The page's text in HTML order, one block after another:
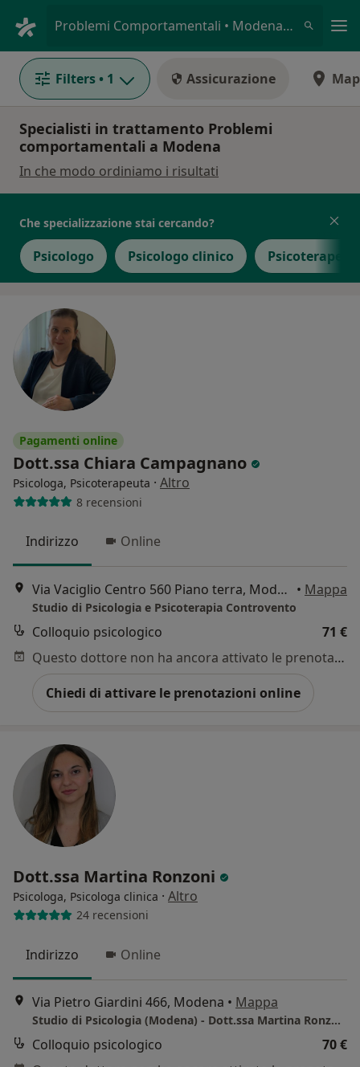
Problemi Comportamentali • Modena, MO
Filters • 1 Assicurazione
Specialisti in trattamento Problemi
comportamentali a Modena
In che modo ordiniamo i risultati
Che specializzazione stai cercando?
Psicologo Psicologo clinico
Pagamenti online
Dott.ssa Chiara Campagnano
Psicologa, Psicoterapeuta · Altro
8 recensioni
Indirizzo Online
Via Vaciglio Centro 560 Piano terra, Modena • Mappa
Studio di Psicologia e Psicoterapia Controvento
Colloquio psicologico
71 €
Questo dottore non ha ancora attivato le prenotazioni online presso questo indirizzo.
Chiedi di attivare le prenotazioni online
Dott.ssa Martina Ronzoni
Psicologa, Psicologa clinica · Altro
24 recensioni
Indirizzo Online
Via Pietro Giardini 466, Modena • Mappa
Studio di Psicologia (Modena) - Dott.ssa Martina Ronzoni
Colloquio psicologico
70 €